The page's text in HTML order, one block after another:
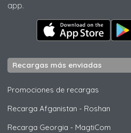
app.
Recargas más enviadas
Promociones de recargas
Recarga Afganistan - Roshan
Recarga Georgia - MagtiCom